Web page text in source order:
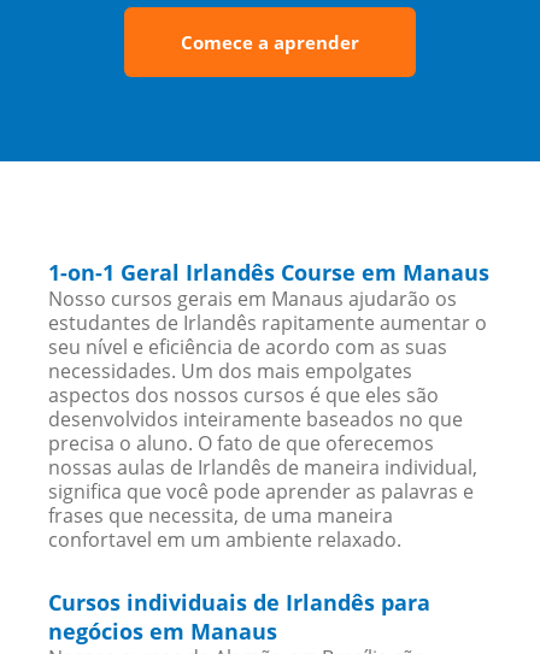
Comece a aprender
1-on-1 Geral Irlandês Course em Manaus
Nosso cursos gerais em Manaus ajudarão os
estudantes de Irlandês rapitamente aumentar o
seu nível e eficiência de acordo com as suas
necessidades. Um dos mais empolgates
aspectos dos nossos cursos é que eles são
desenvolvidos inteiramente baseados no que
precisa o aluno. O fato de que oferecemos
nossas aulas de Irlandês de maneira individual,
significa que você pode aprender as palavras e
frases que necessita, de uma maneira
confortavel em um ambiente relaxado.
Cursos individuais de Irlandês para
negócios em Manaus